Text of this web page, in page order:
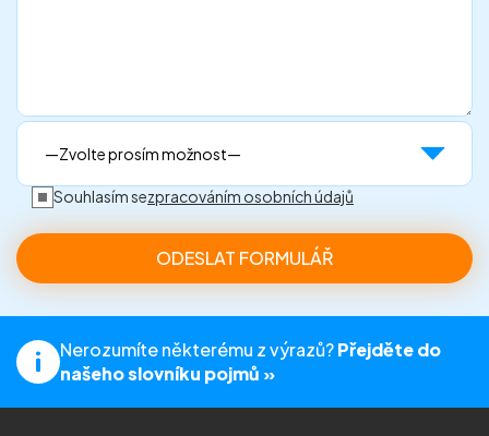
Souhlasím sezpracováním osobních údajů
Nerozumíte některému z výrazů?Přejděte do
našeho slovníku pojmů »